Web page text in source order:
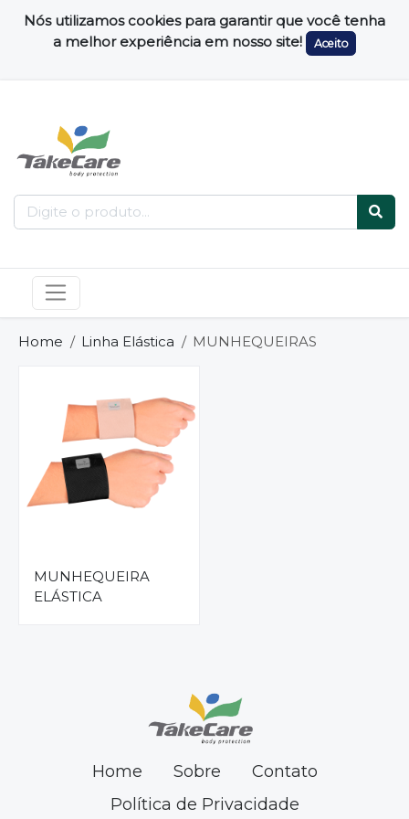
Nós utilizamos cookies para garantir que você tenha
a melhor experiência em nosso site!
Aceito
Home Linha Elástica MUNHEQUEIRAS
MUNHEQUEIRA
ELÁSTICA
Home Sobre
Contato
Política de Privacidade